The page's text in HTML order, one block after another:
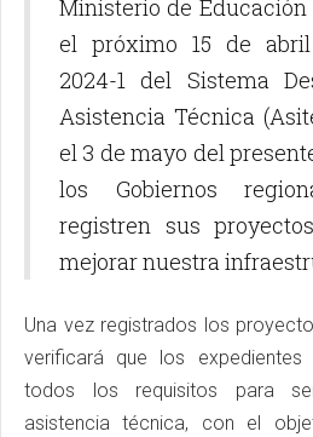
Ministerio de Educación
el próximo 15 de
2024-1 del Sistema
Asistencia Técnica
el 3 de mayo del
los Gobiernos
registren sus
mejorar nuestra
Una vez registrados los
verificará que los
todos los requisitos para
asistencia técnica, con el